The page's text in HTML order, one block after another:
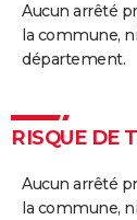
Aucun arrêté
la commune,
département.
RISQUE DE
Aucun arrêté
la commune,